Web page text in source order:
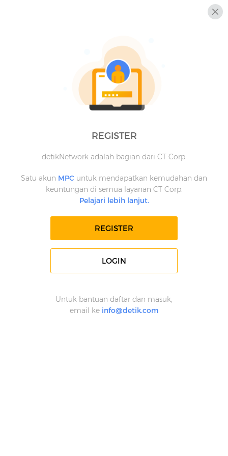
REGISTER
detikNetwork adalah bagian dari CT Corp.
Satu akun MPC untuk mendapatkan kemudahan dan
keuntungan di semua layanan CT Corp.
Pelajari lebih lanjut.
REGISTER
LOGIN
Untuk bantuan daftar dan masuk,
email ke info@detik.com